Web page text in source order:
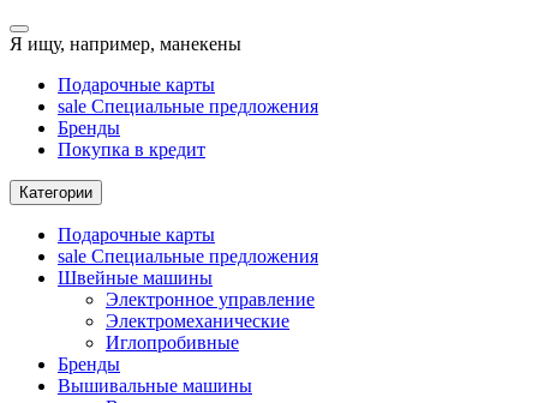
Я ищу, например, манекены
Подарочные карты
sale Специальные предложения
Бренды
Покупка в кредит
Категории
Подарочные карты
sale Специальные предложения
Швейные машины
Электронное управление
Электромеханические
Иглопробивные
Бренды
Вышивальные машины